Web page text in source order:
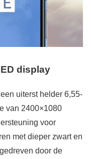
display
uiterst helder 6,55-
van 2400×1080
voor
met dieper zwart en
door de